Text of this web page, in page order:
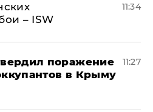
– ISW
11:34
поражение
в Крыму
11:27